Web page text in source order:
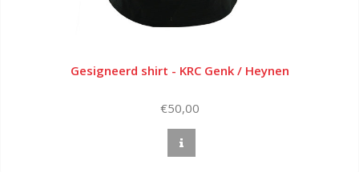
Gesigneerd shirt - KRC Genk / Heynen
€50,00